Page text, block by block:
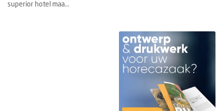
superior hotel maa...